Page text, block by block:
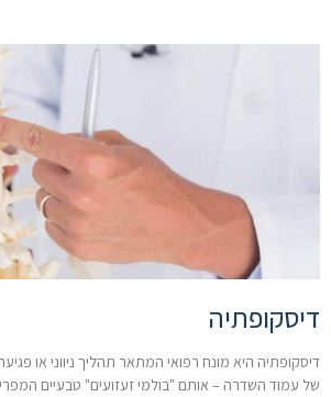
דיסקופתיה
דיסקופתיה היא מונח רפואי המתאר תהליך ניווני או
של עמוד השדרה – אותם "בולמי זעזועים" טבעיים